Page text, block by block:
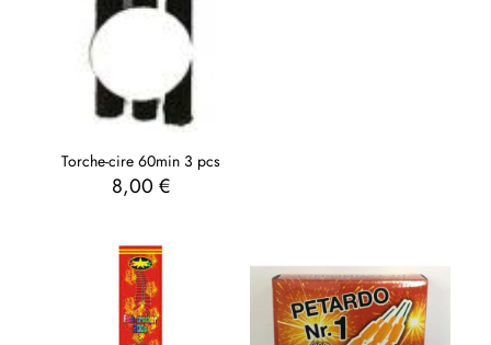
Torche-cire 60min 3 pcs
8,00 €